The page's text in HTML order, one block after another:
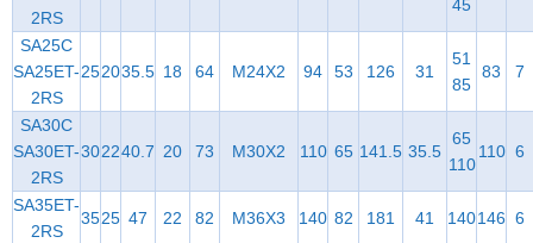
2RS
45
SA25C
SA25ET-
2RS
252035.5 18 64 M24X2 94 53 126 31
51
85
83 7
SA30C
SA30ET-
2RS
302240.7 20 73 M30X2 110 65 141.5 35.5
65
110
110 6
SA35ET-
2RS
3525 47 22 82 M36X3 140 82 181 41 140146 6